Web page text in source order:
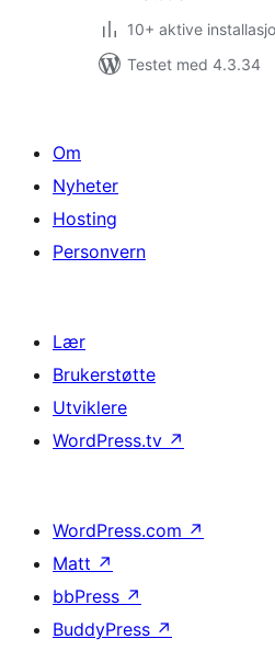
10+ aktive
Testet med 4.3.34
Om
Nyheter
Hosting
Personvern
Lær
Brukerstøtte
Utviklere
WordPress.tv ↗
WordPress.com ↗
Matt ↗
bbPress ↗
BuddyPress ↗